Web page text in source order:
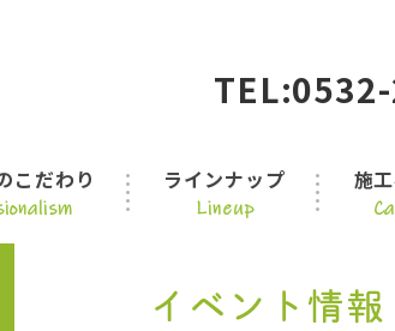
こだわり ラインナップ
Lineup
施